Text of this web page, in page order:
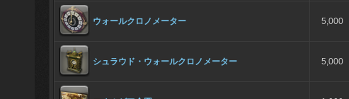
ウォールクロノメーター 5,000
シュラウド・ウォールクロノメーター 5,000